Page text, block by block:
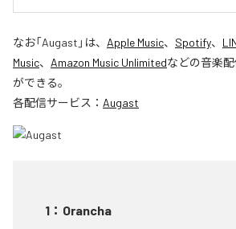
なお「Augast 」は、 Apple Music、 Spotify、
Music、 Amazon Music Unlimitedなどの音楽
ができる。
各配信サービス： Augast
1 ： Orancha